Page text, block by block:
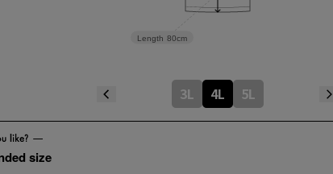
Length 80cm
3L 4L 5L
size